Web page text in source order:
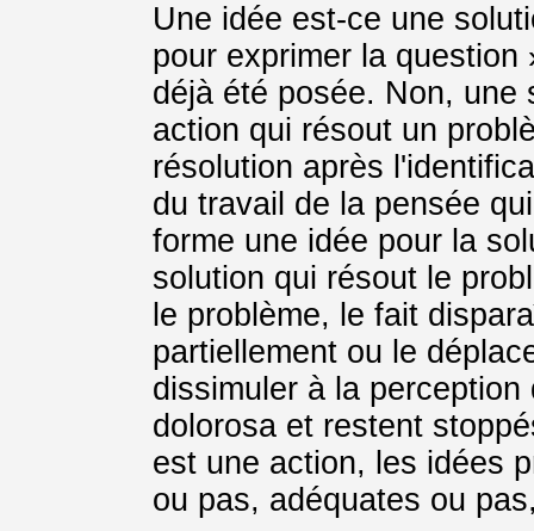
Une idée est-ce une
pour exprimer la
déjà été posée. Non, une
action qui résout un
résolution après
du travail de la pensée
forme une idée pour la
solution qui résout le
le problème, le fait
partiellement ou le
dissimuler à la
dolorosa et restent
est une action, les idées
ou pas, adéquates ou